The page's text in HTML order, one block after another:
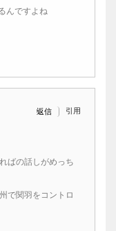
んですよね
返信 引用
ばの話しがめっち
で関羽をコントロ